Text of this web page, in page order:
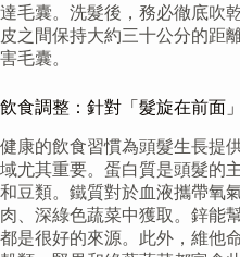
達毛囊。洗髮後，務必徹底吹
皮之間保持大約三十公分的距
害毛囊。
飲食調整：針對「髮旋在前面
健康的飲食習慣為頭髮生長提
域尤其重要。蛋白質是頭髮的
和豆類。鐵質對於血液攜帶氧
肉、深綠色蔬菜中獲取。鋅能
都是很好的來源。此外，維他